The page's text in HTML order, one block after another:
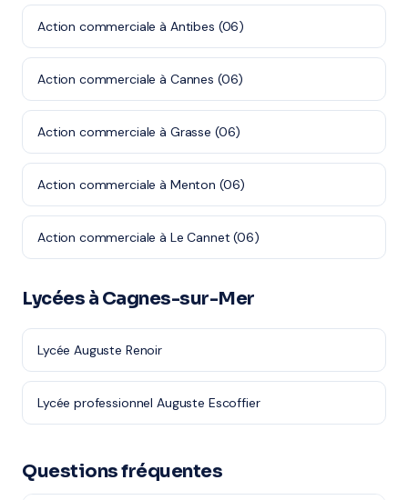
Action commerciale à Antibes (06)
Action commerciale à Cannes (06)
Action commerciale à Grasse (06)
Action commerciale à Menton (06)
Action commerciale à Le Cannet (06)
Lycées à Cagnes-sur-Mer
Lycée Auguste Renoir
Lycée professionnel Auguste Escoffier
Questions fréquentes